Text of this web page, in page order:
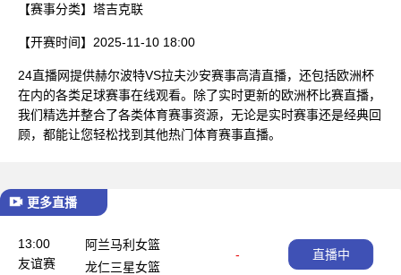
【赛事分类】 塔吉克联
【开赛时间】 2025-11-10 18:00
24直播网提供赫尔波特VS拉夫沙安赛事高清直播，还包括欧洲杯
在内的各类足球赛事在线观看。除了实时更新的欧洲杯比赛直播，
我们精选并整合了各类体育赛事资源，无论是实时赛事还是经典回
顾，都能让您轻松找到其他热门体育赛事直播。
更多直播
13:00
友谊赛
阿兰马利女篮
-
龙仁三星女篮
直播中